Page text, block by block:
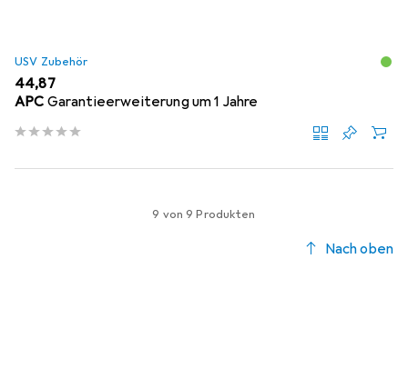
USV Zubehör
EUR
44,87
APC Garantieerweiterung um 1 Jahre
9 von 9 Produkten
Nach oben